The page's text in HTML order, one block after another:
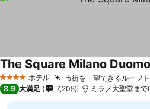
4 ホテルのランク
ホテル 市街を一望できるルーフ
The Square Milano Duomo
8.9 大満足 7,205 ミラノ大聖堂ま